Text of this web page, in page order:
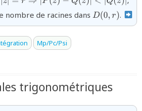
\Rightarrow
|P(z)
−Q(z)|\lt|Q(z)|}
nombre de racines dans {D(0,r)}
D(0, r).
Mp/Pc/Psi
trigonométriques